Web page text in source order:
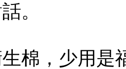
。
，少用是